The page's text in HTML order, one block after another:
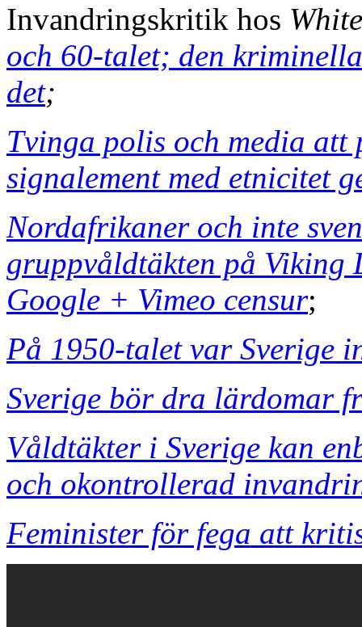
Invandringskritik hos
och 60-talet; den
det;
Tvinga polis och media
signalement med etnicitet
Nordafrikaner och inte
gruppvåldtäkten på Viking
Google + Vimeo censur;
På 1950-talet var Sverige
Sverige bör dra lärdomar
Våldtäkter i Sverige kan
och okontrollerad
Feminister för fega att